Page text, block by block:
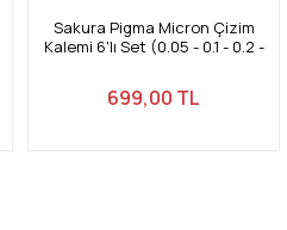
Sakura Pigma Micron Çizim
Kalemi 6'lı Set (0.05 - 0.1 - 0.2 -
699,00 TL